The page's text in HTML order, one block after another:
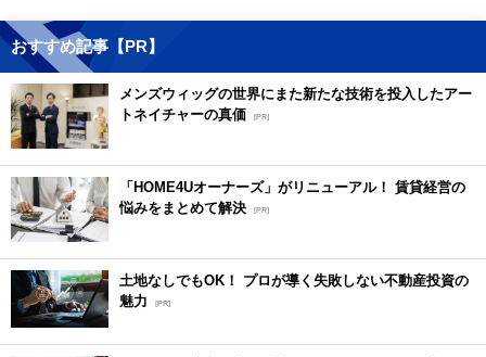
おすすめ記事【PR】
メンズウィッグの世界にまた新たな技術を投入したアー
トネイチャーの真価 [PR]
「HOME4Uオーナーズ」がリニューアル！ 賃貸経営の
悩みをまとめて解決 [PR]
土地なしでもOK！ プロが導く失敗しない不動産投資の
魅力
[PR]